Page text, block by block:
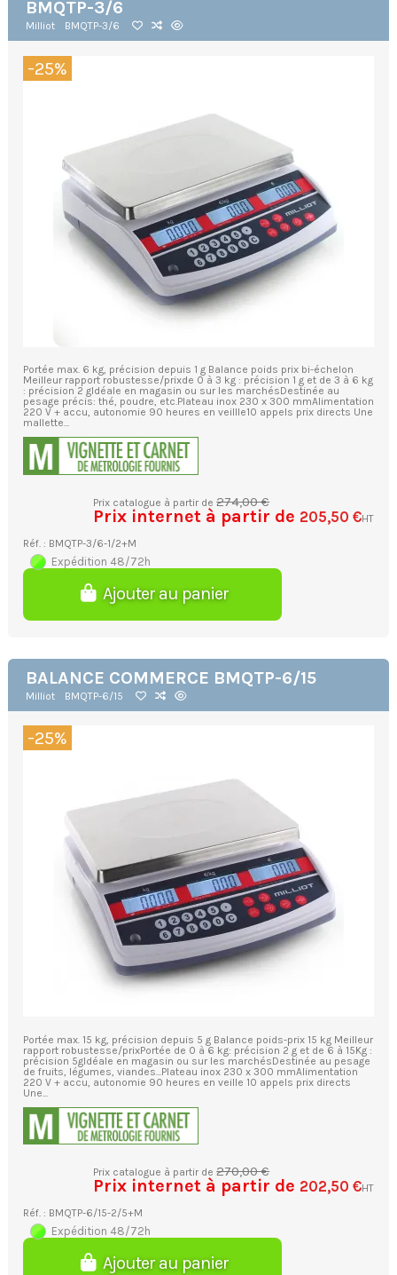
BMQTP-3/6
Milliot BMQTP-3/6
-25%
Portée max. 6 kg, précision depuis 1 g Balance poids prix bi-échelon
Meilleur rapport robustesse/prixde 0 à 3 kg : précision 1 g et de 3 à 6 kg
: précision 2 gIdéale en magasin ou sur les marchésDestinée au
pesage précis: thé, poudre, etc.Plateau inox 230 x 300 mmAlimentation
220 V + accu, autonomie 90 heures en veillle10 appels prix directs Une
mallette...
Prix catalogue à partir de274,00 €
Prix internet à partir de 205,50 €HT
Réf. : BMQTP-3/6-1/2+M
Expédition 48/72h
Ajouter au panier
BALANCE COMMERCE BMQTP-6/15
Milliot BMQTP-6/15
-25%
Portée max. 15 kg, précision depuis 5 g Balance poids-prix 15 kg Meilleur
rapport robustesse/prixPortée de 0 à 6 kg: précision 2 g et de 6 à 15Kg :
précision 5gIdéale en magasin ou sur les marchésDestinée au pesage
de fruits, légumes, viandes...Plateau inox 230 x 300 mmAlimentation
220 V + accu, autonomie 90 heures en veille 10 appels prix directs
Une...
Prix catalogue à partir de270,00 €
Prix internet à partir de 202,50 €HT
Réf. : BMQTP-6/15-2/5+M
Expédition 48/72h
Ajouter au panier